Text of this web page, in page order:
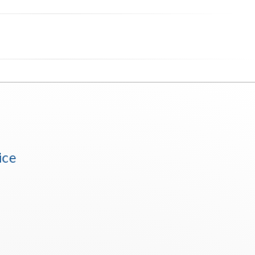
psihoterapeutica in ... (1)
psihoterapeutica in ... (1)
psihoterapeutica in ... (1)